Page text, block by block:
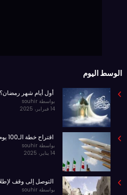
الوسط اليوم
أول أيام شهر
بواسطة souhir
14 فبراير، 2025
اقتراح خطة الـ100 يوم الأولى للتعامل مع إيران
بواسطة souhir
14 يناير، 2025
التوصل إلى وقف
بواسطة souhir